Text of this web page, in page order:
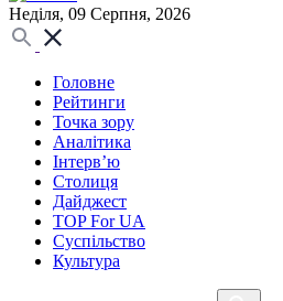
Неділя, 09 Серпня, 2026
Головне
Рейтинги
Точка зору
Аналітика
Інтерв’ю
Столиця
Дайджест
TOP For UA
Суспiльство
Культура